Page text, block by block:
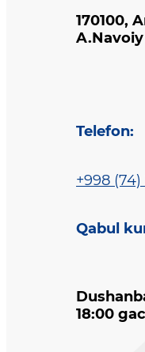
170100,
A.Navoiy
Telefon:
+998 (74)
Qabul
18:00